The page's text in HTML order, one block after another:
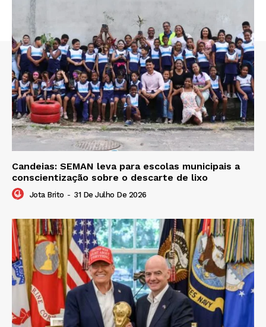
Candeias: SEMAN leva para escolas municipais a
conscientização sobre o descarte de lixo
Jota Brito - 31 De Julho De 2026